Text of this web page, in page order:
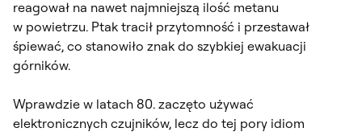
reagował na nawet najmniejszą ilość metanu
w powietrzu. Ptak tracił przytomność i przestawał
śpiewać, co stanowiło znak do szybkiej ewakuacji
górników.
Wprawdzie w latach 80. zaczęto używać
elektronicznych czujników, lecz do tej pory idiom